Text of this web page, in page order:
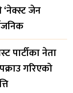
जेन
पार्टीका नेता
पक्राउ गरिएको